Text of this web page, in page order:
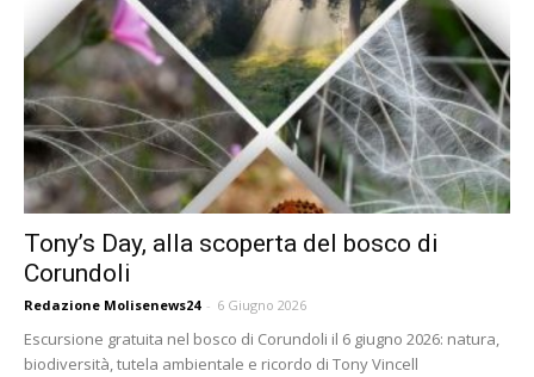
Tony’s Day, alla scoperta del bosco di
Corundoli
Redazione Molisenews24 - 6 Giugno 2026
Escursione gratuita nel bosco di Corundoli il 6 giugno 2026: natura,
biodiversità, tutela ambientale e ricordo di Tony Vincell